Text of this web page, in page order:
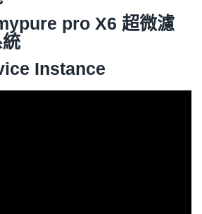
pro X6 超微濾
Instance